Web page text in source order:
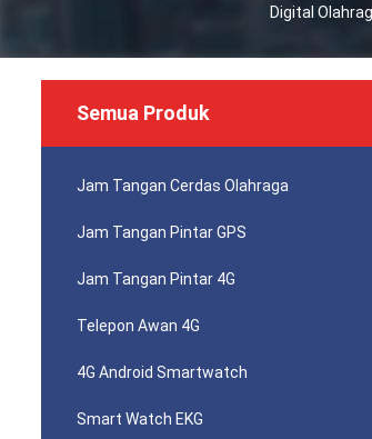
Digital
Semua Produk
Jam Tangan Cerdas Olahraga
Jam Tangan Pintar GPS
Jam Tangan Pintar 4G
Telepon Awan 4G
4G Android Smartwatch
Smart Watch EKG